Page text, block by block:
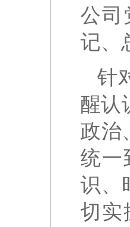
公司
记、
针
醒认
政治
统一
识、
切实